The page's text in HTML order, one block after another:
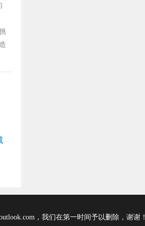
，我们在第一时间予以删除，谢谢！